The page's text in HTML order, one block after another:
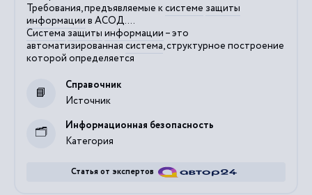
Требования, предъявляемые ксистеме защиты
информации в АСОД....
Системазащиты информации – это
автоматизированнаясистема, структурное построение
которой определяется
Источник
Справочник
Категория
Информационная безопасность
Статья от экспертов